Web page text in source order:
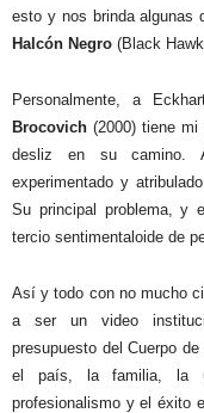
esto y nos brinda algunas
Halcón Negro (Black
Personalmente, a
Brocovich (2000) tiene
desliz en su camino.
experimentado y
Su principal problema,
tercio sentimentaloide de
Así y todo con no mucho
a ser un video
presupuesto del Cuerpo
el país, la familia, la
profesionalismo y el éxito